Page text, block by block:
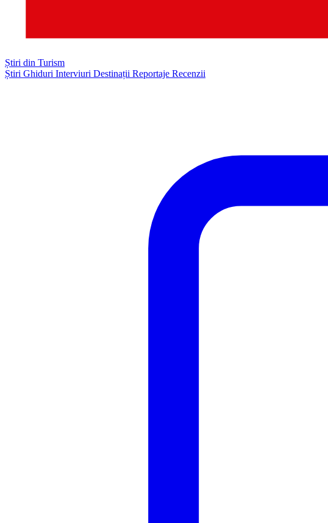
Știri din Turism
Știri Ghiduri Interviuri Destinații Reportaje Recenzii